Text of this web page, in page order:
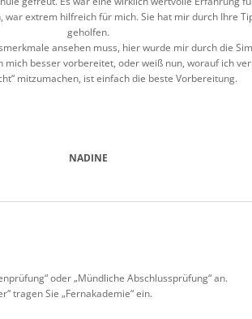
extrem hilfreich für mich. Sie hat mir durch Ihre
geholfen.
ansehen muss, hier wurde mir durch die
mich besser vorbereitet, oder weiß nun, worauf ich
mitzumachen, ist einfach die beste Vorbereitung.
NADINE
oder „Mündliche Abschlussprüfung“ an.
tragen Sie „Fernakademie“ ein.